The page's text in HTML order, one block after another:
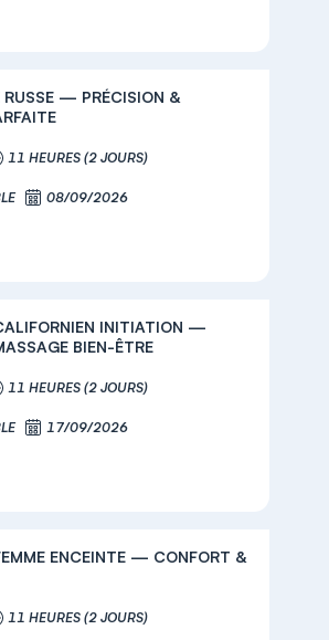
RUSSE — PRÉCISION &
11 HEURES (2 JOURS)
08/09/2026
INITIATION —
BIEN-ÊTRE
11 HEURES (2 JOURS)
17/09/2026
ENCEINTE — CONFORT &
11 HEURES (2 JOURS)